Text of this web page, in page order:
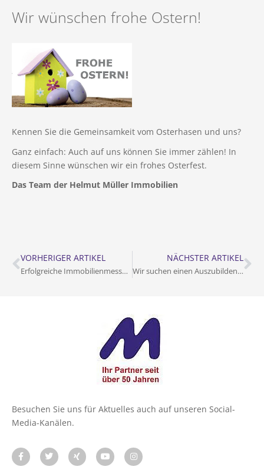
Immobilie in der Scheidung
Referenzen (Verkauf)
Neubauvermietung
Referenzen (Vermietung)
Mietangebote
Unsere Leistungen für Mieter
Suchauftrag
Referenzen (Gesamt)
Werden Sie Tippgeber
Immobilie geerbt
Fachbegriffe der Immobilienwelt
Immobilienfinanzierung
Sanierung einer Immobilie
Privater Immobilienverkauf
Impressum
Kontaktformular
Datenraum (Login)
Unsere neue App für Interessenten
Wir wünschen frohe Ostern!
Kennen Sie die Gemeinsamkeit vom Osterhasen und uns?
Ganz einfach: Auch auf uns können Sie immer zählen! In
diesem Sinne wünschen wir ein frohes Osterfest.
Das Team der Helmut Müller Immobilien
VORHERIGER ARTIKEL
Erfolgreiche Immobilienmesse 2019
NÄCHSTER ARTIKEL
Wir suchen einen Auszubildenden!
Besuchen Sie uns für Aktuelles auch auf unseren Social-
Media-Kanälen.